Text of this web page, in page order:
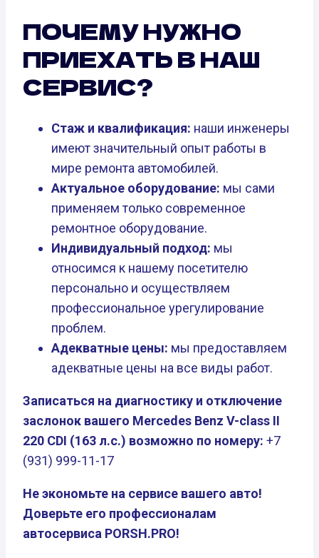
ПОЧЕМУ НУЖНО
ПРИЕХАТЬ В НАШ
СЕРВИС?
Стаж и квалификация: наши инженеры
имеют значительный опыт работы в
мире ремонта автомобилей.
Актуальное оборудование: мы сами
применяем только современное
ремонтное оборудование.
Индивидуальный подход: мы
относимся к нашему посетителю
персонально и осуществляем
профессиональное урегулирование
проблем.
Адекватные цены: мы предоставляем
адекватные цены на все виды работ.
Записаться на диагностику и отключение
заслонок вашего Mercedes Benz V-class II
220 CDI (163 л.с.) возможно по номеру: +7
(931) 999-11-17
Не экономьте на сервисе вашего авто!
Доверьте его профессионалам
автосервиса PORSH.PRO!